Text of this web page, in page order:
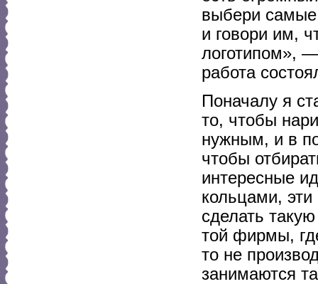
выбери самые
и говори им,
логотипом»,
работа
Поначалу я
то, чтобы
нужным, и в
чтобы
интересные
кольцами,
сделать
той фирмы,
то не
занимаются